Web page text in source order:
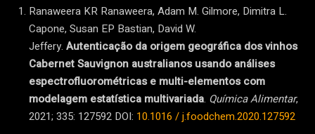
Ranaweera KR Ranaweera, Adam M. Gilmore, Dimitra L.
Capone, Susan EP Bastian, David W.
Jeffery. Autenticação da origem geográfica dos vinhos
Cabernet Sauvignon australianos usando análises
espectrofluorométricas e multi-elementos com
modelagem estatística multivariada. Química Alimentar,
2021; 335: 127592 DOI: 10.1016 / j.foodchem.2020.127592